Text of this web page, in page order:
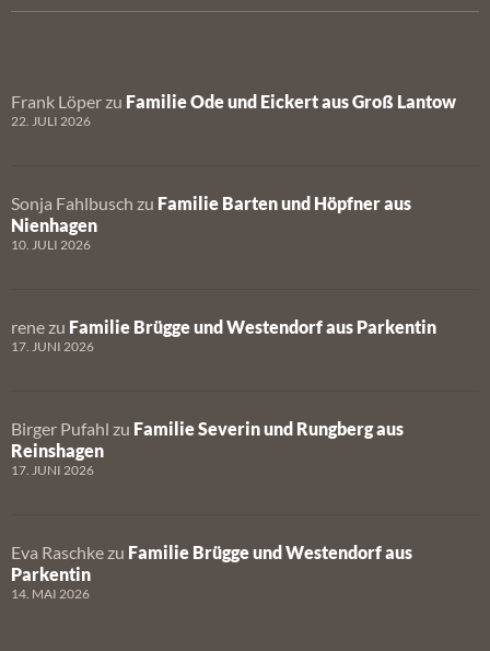
Frank Löper zu Familie Ode und Eickert aus Groß Lantow
22. JULI 2026
Sonja Fahlbusch zu Familie Barten und Höpfner aus
Nienhagen
10. JULI 2026
rene zu Familie Brügge und Westendorf aus Parkentin
17. JUNI 2026
Birger Pufahl zu Familie Severin und Rungberg aus
Reinshagen
17. JUNI 2026
Eva Raschke zu Familie Brügge und Westendorf aus
Parkentin
14. MAI 2026